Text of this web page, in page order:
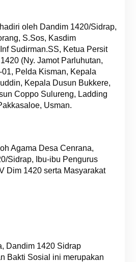
oleh Dandim 1420/Sidrap,
S.Sos, Kasdim
Sudirman.SS, Ketua Persit
(Ny. Jamot Parluhutan,
Pelda Kisman, Kepala
Kepala Dusun Bukkere,
Coppo Sulureng, Ladding
Usman.
Agama Desa Cenrana,
Sidrap, Ibu-ibu Pengurus
Dim 1420 serta Masyarakat
Dandim 1420 Sidrap
Bakti Sosial ini merupakan